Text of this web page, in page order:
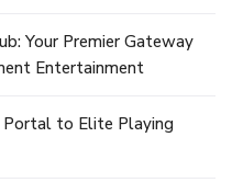
Your Premier Gateway
Entertainment
Portal to Elite Playing